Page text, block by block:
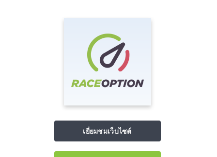
เยี่ยมชมเว็บไซต์